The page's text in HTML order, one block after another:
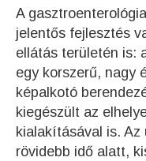
A
jelentős fejlesztés
ellátás területén is:
egy korszerű, nagy
képalkotó
kiegészült az
kialakításával is. Az
rövidebb idő alatt,